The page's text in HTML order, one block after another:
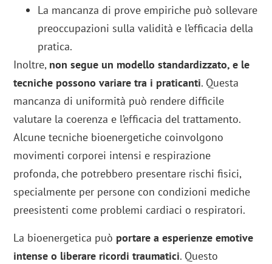
La mancanza di prove empiriche può sollevare
preoccupazioni sulla validità e l’efficacia della
pratica.
Inoltre, non segue un modello standardizzato, e le
tecniche possono variare tra i praticanti. Questa
mancanza di uniformità può rendere difficile
valutare la coerenza e l’efficacia del trattamento.
Alcune tecniche bioenergetiche coinvolgono
movimenti corporei intensi e respirazione
profonda, che potrebbero presentare rischi fisici,
specialmente per persone con condizioni mediche
preesistenti come problemi cardiaci o respiratori.
La bioenergetica può portare a esperienze emotive
intense o liberare ricordi traumatici. Questo